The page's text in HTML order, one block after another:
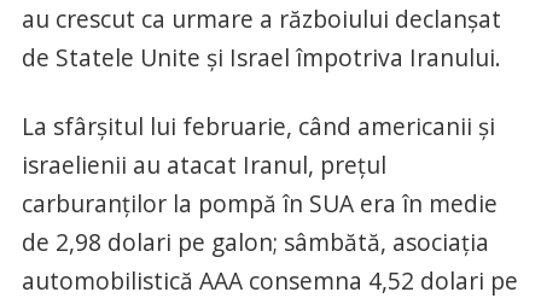
au crescut ca urmare a războiului declanşat
de Statele Unite şi Israel împotriva Iranului.
La sfârşitul lui februarie, când americanii şi
israelienii au atacat Iranul, preţul
carburanţilor la pompă în SUA era în medie
de 2,98 dolari pe galon; sâmbătă, asociaţia
automobilistică AAA consemna 4,52 dolari pe